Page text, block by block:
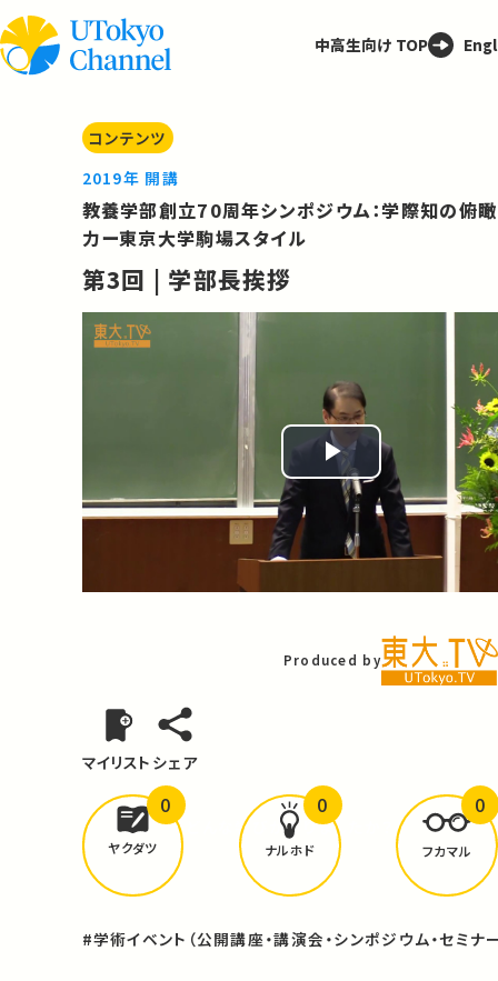
中高生向け TOP
コンテンツ
2019年 開講
教養学部創立70周年シンポジウム：学際知の俯瞰
力ー東京大学駒場スタイル
第3回 | 学部長挨拶
Play
Video
Produced by
マイリスト シェア
どんな学びがありましたか？
ヤクダツ
0
ナルホド
0
フカマル
0
#学術イベント（公開講座・講演会・シンポジウム・セミナ